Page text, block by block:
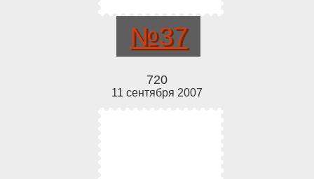
№37
720
11 сентября 2007